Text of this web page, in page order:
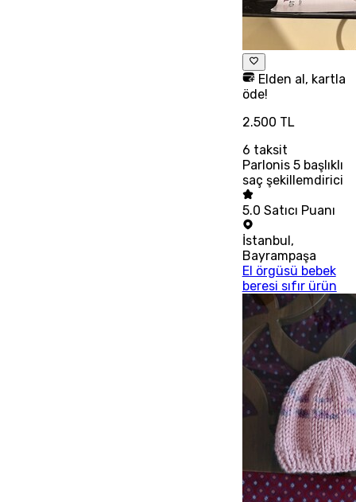
Elden al, kartla
öde!
2.500 TL
6 taksit
Parlonis 5 başlıklı
saç şekillemdirici
5.0 Satıcı Puanı
İstanbul ,
Bayrampaşa
El örgüsü bebek
beresi sıfır ürün